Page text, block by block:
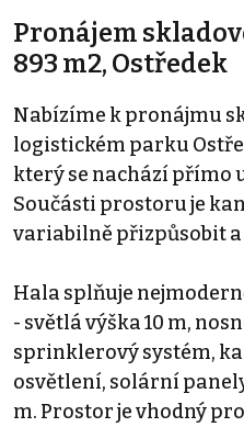
Pronájem
893 m2, Ostředek
Nabízíme k pronájmu
logistickém parku
který se nachází přímo
Součásti prostoru je
variabilně přizpůsobit
Hala splňuje
- světlá výška 10 m,
sprinklerový systém,
osvětlení, solární
m. Prostor je vhodný